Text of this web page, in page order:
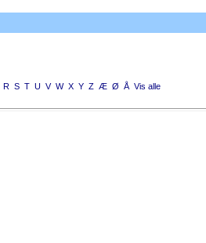
R S T U V W X Y Z Æ Ø Å Vis alle